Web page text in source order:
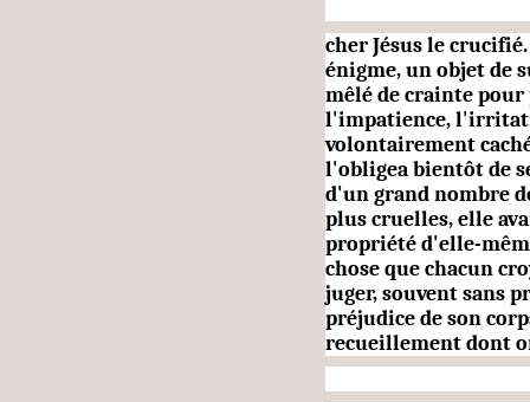
cher Jésus le
énigme, un objet de
mêlé de crainte
l'impatience,
volontairement
l'obligea bientôt de
d'un grand nombre
plus cruelles, elle
propriété d'elle-
chose que chacun
juger, souvent sans
préjudice de son
recueillement dont